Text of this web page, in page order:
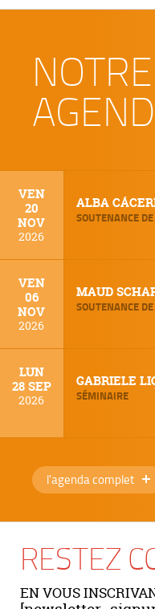
NOTRE
VEN
20
NOV
2026
ALBA
SOUTENANCE
VEN
06
NOV
2026
MAUD
SOUTENANCE
LUN
28 SEP
2026
GABRIELE
SÉMINAIRE
l'agenda complet
RESTEZ
EN VOUS